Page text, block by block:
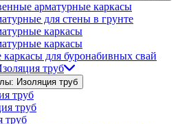
арматурные каркасы
для стены в грунте
каркасы
каркасы
для буронабивных свай
труб
Изоляция труб
труб
труб
труб